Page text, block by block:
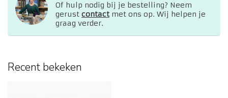
Of hulp nodig bij je bestelling? Neem
gerust contactmet ons op. Wij helpen je
graag verder.
Recent bekeken